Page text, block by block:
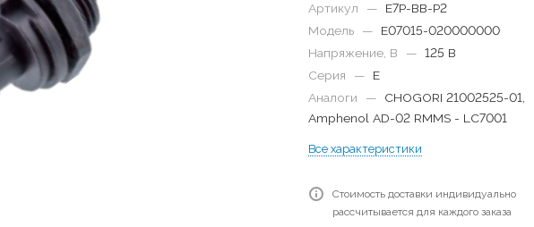
Артикул
—
E7P-BB-P2
Модель
—
E07015-020000000
Напряжение, В
— 125 В
Серия
—
E
Аналоги
—
CHOGORI 21002525-01,
Amphenol AD-02 RMMS - LC7001
Все характеристики
Стоимость доставки индивидуально
рассчитывается для каждого заказа